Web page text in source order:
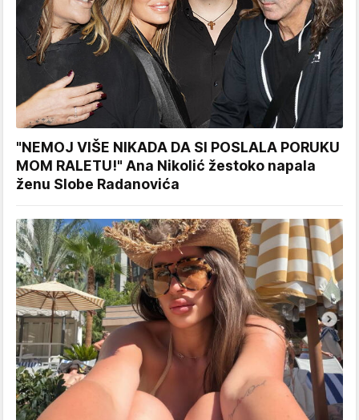
"NEMOJ VIŠE NIKADA DA SI POSLALA PORUKU
MOM RALETU!" Ana Nikolić žestoko napala
ženu Slobe Radanovića